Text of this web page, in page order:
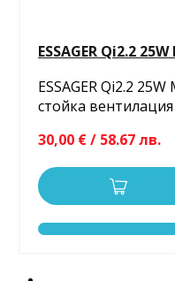
ESSAGER Qi2.2
ESSAGER Qi2.2
стойка
30,00 € / 58.67 лв.